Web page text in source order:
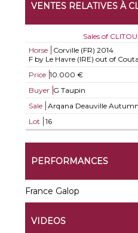
VENTES RELATIVES À
Sales of
Horse
Corville (FR) 2014
F by Le Havre (IRE) out of
Price 10.000 €
Buyer G Taupin
Sale
Arqana Deauville Autumn
Lot
16
PERFORMANCES
France Galop
VIDEOS